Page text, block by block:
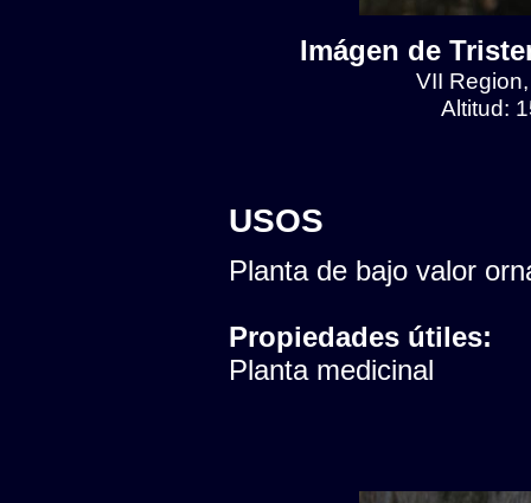
Imágen de
VII
Altitud:
USOS
Planta de bajo valor
Propiedades útiles:
Planta medicinal